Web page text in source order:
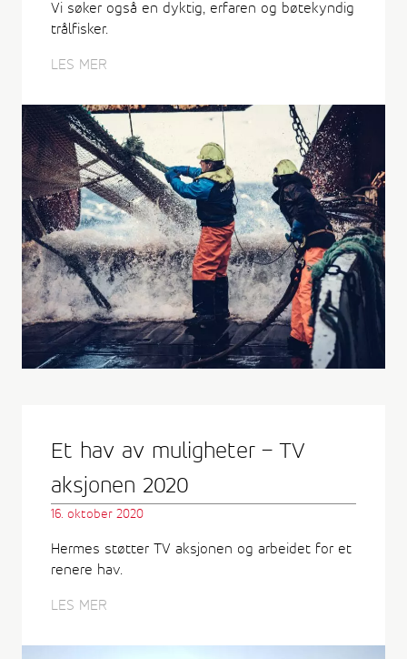
Vi søker også en dyktig, erfaren og bøtekyndig
trålfisker.
LES MER
Et hav av muligheter – TV
aksjonen 2020
16. oktober 2020
Hermes støtter TV aksjonen og arbeidet for et
renere hav.
LES MER